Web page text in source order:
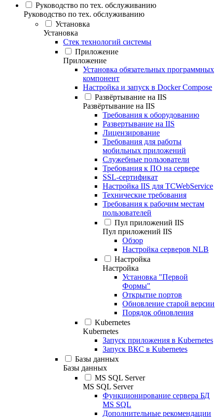
Руководство по тех. обслуживанию
Руководство по тех. обслуживанию
Установка
Установка
Стек технологий системы
Приложение
Приложение
Установка обязательных программных
компонент
Настройка и запуск в Docker Compose
Развёртывание на IIS
Развёртывание на IIS
Требования к оборудованию
Развертывание на IIS
Лицензирование
Требования для работы
мобильных приложений
Служебные пользователи
Требования к ПО на сервере
SSL-сертификат
Настройка IIS для TCWebService
Технические требования
Требования к рабочим местам
пользователей
Пул приложений IIS
Пул приложений IIS
Обзор
Настройка серверов NLB
Настройка
Настройка
Установка "Первой
Формы"
Открытие портов
Обновление старой версии
Порядок обновления
Kubernetes
Kubernetes
Запуск приложения в Kubernetes
Запуск ВКС в Kubernetes
Базы данных
Базы данных
MS SQL Server
MS SQL Server
Функционирование сервера БД
MS SQL
Дополнительные рекомендации